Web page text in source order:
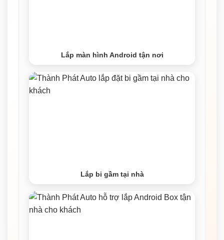
Lắp màn hình Android tận nơi
Lắp bi gầm tại nhà